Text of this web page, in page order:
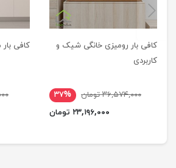
کافی بار رومیزی خانگی شیک و
کاربردی
۳۶,۵۷۴,۰۰۰ تومان
۳۷%
۲۳,۱۹۶,۰۰۰ تومان
کافی بار
previus